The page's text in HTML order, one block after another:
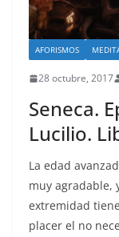
AFORISMOS
28 octubre, 2017
Seneca.
Lucilio.
La edad
muy agradable,
extremidad
placer el no